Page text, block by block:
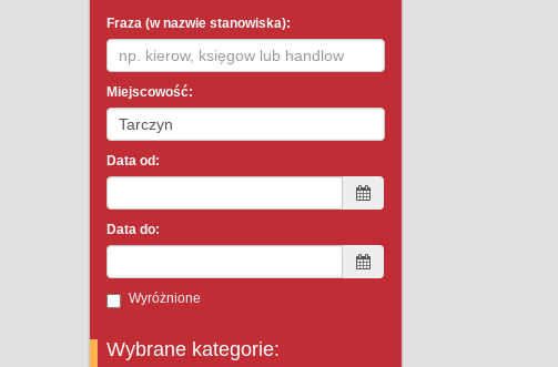
Fraza (w nazwie stanowiska):
Miejscowość:
Data od:
Data do:
Wyróżnione
Wybrane kategorie: